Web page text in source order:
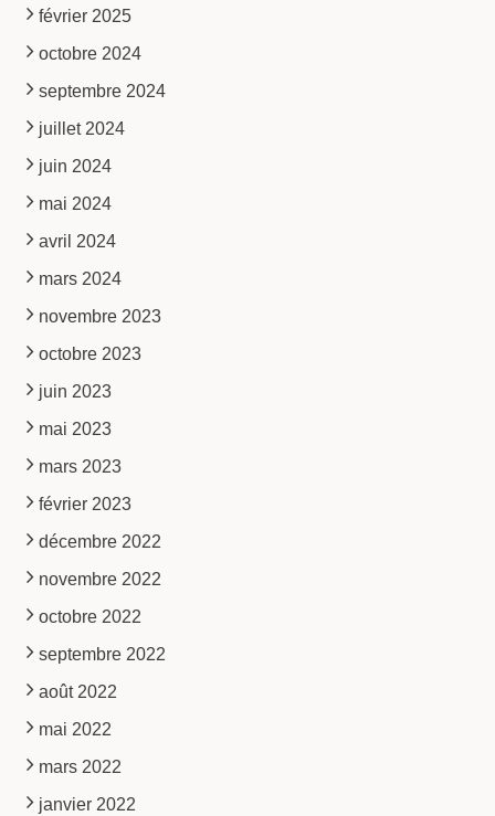
février 2025
octobre 2024
septembre 2024
juillet 2024
juin 2024
mai 2024
avril 2024
mars 2024
novembre 2023
octobre 2023
juin 2023
mai 2023
mars 2023
février 2023
décembre 2022
novembre 2022
octobre 2022
septembre 2022
août 2022
mai 2022
mars 2022
janvier 2022